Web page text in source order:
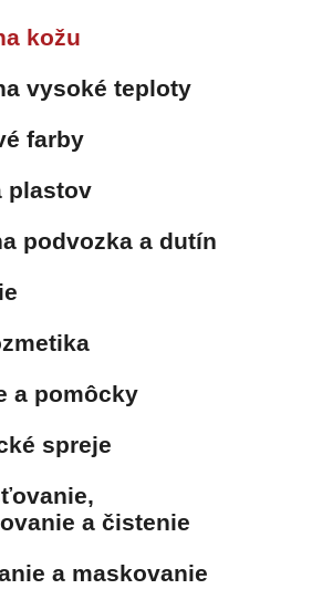
kožu
vysoké teploty
farby
plastov
podvozka a dutín
a pomôcky
spreje
a čistenie
a maskovanie